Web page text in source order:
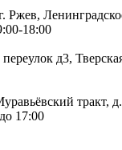
18:00
д3,
тракт,
17:00